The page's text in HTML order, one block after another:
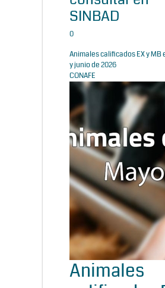
SINBAD
0
Animales calificados EX y MB
y junio de 2026
CONAFE
Animales